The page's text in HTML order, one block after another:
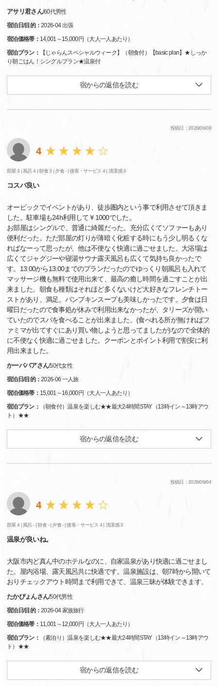
アサリ君さん/60代男性
宿泊日/目的：2026-04 出張
宿泊価格帯： 14,001～15,000円（大人一人あたり）
宿泊プラン：
【じゃらんスペシャルウィーク】（朝食付）【basic plan】★しっか
り朝ごはん！シングルプラン★温泉付
宿からの返信を読む
投稿日：2026/06/08
4
部屋 3 | 風呂 4 |朝食 3 | 夕食 - |接客・サービス 4 |清潔感 3
コスパ良い
オービックでイベントがあり、徒歩圏内という事で利用させて頂きま
した。駐車場も24h利用して￥1000でした。
お部屋はシングルで、普通に綺麗だった。充分広くてソファーもあり
便利だった。ただ部屋の灯りが薄暗く化粧する時にもう少し明るくな
ればなーって思ったが、他は不便なく快適に過ごせました。大浴場は
広くてジャグジーや寝湯サウナ露天風呂も広くて気持ち良かったで
す。13:00から13:00までのプランだったのでゆっくり朝風呂も入れて
マッサージ機も無料で使用出来て、最高の癒し時間を過ごすことが出
来ました。朝食も種類はそれほど多くないけど大好きなフレンチトー
ストがあり、満足。パンプキンスープも美味しかったです。夕食は日
曜日だったので食事処が休みで利用出来なかったが、タリーズが開い
ていたのでスパを食べることが出来ました。(食べれる所が無ければフ
ァミマが出てすぐにあり買い物しようと思ってましたが)なので全体的
に不便なく快適に過ごせました。クーポンとポイント利用で割安に利
用出来ました。
かーババアさん/50代女性
宿泊日/目的：2026-06 一人旅
宿泊価格帯： 15,001～16,000円（大人一人あたり）
宿泊プラン：
（朝食付）温泉を楽しむ★★最大24時間STAY（13時イン～13時アウ
ト）★★
宿からの返信を読む
投稿日：2026/06/04
4
部屋 4 | 風呂 - |朝食 - | 夕食 - |接客・サービス 4 |清潔感 3
温泉が良いね。
大阪市内ど真ん中のホテルなのに、自家温泉があり快適に過ごせまし
た。屋内浴場、露天風呂共に快適です。温泉施設は、朝7時から開いて
おりチェックアウト時間まで利用できて、温泉三昧が体験できます。
たかぴょんさん/50代男性
宿泊日/目的：2026-04 家族旅行
宿泊価格帯： 11,001～12,000円（大人一人あたり）
宿泊プラン：
（素泊り）温泉を楽しむ★★最大24時間STAY（13時イン～13時アウ
ト）★★
宿からの返信を読む